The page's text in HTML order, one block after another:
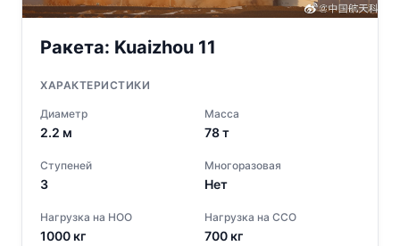
Ракета: Kuaizhou 11
ХАРАКТЕРИСТИКИ
Диаметр
2.2 м
Масса
78т
Ступеней
3
Многоразовая
Нет
Нагрузка на НОО
1000 кг
Нагрузка на ССО
700 кг